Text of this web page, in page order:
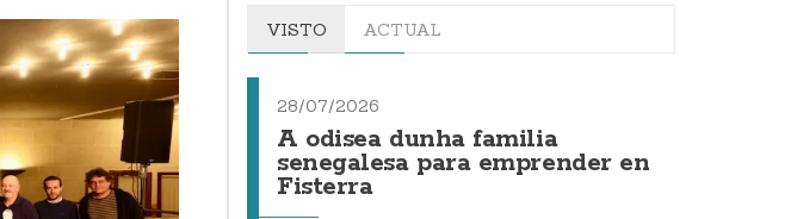
VISTO ACTUAL
28/07/2026
A odisea dunha familia
senegalesa para emprender en
Fisterra